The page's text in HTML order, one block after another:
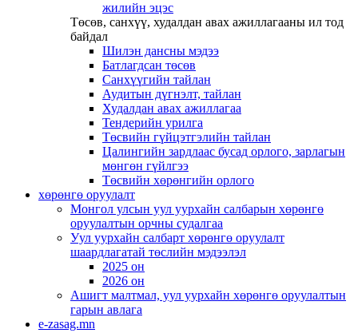
жилийн эцэс
Төсөв, санхүү, худалдан авах ажиллагааны ил тод
байдал
Шилэн дансны мэдээ
Батлагдсан төсөв
Санхүүгийн тайлан
Аудитын дүгнэлт, тайлан
Худалдан авах ажиллагаа
Тендерийн урилга
Төсвийн гүйцэтгэлийн тайлан
Цалингийн зардлаас бусад орлого, зарлагын
мөнгөн гүйлгээ
Төсвийн хөрөнгийн орлого
хөрөнгө оруулалт
Монгол улсын уул уурхайн салбарын хөрөнгө
оруулалтын орчны судалгаа
Уул уурхайн салбарт хөрөнгө оруулалт
шаардлагатай төслийн мэдээлэл
2025 он
2026 он
Ашигт малтмал, уул уурхайн хөрөнгө оруулалтын
гарын авлага
e-zasag.mn